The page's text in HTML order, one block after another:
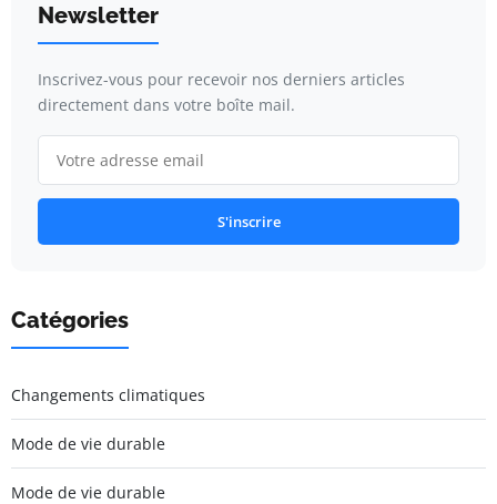
Newsletter
Inscrivez-vous pour recevoir nos derniers articles
directement dans votre boîte mail.
S'inscrire
Catégories
Changements climatiques
Mode de vie durable
Mode de vie durable